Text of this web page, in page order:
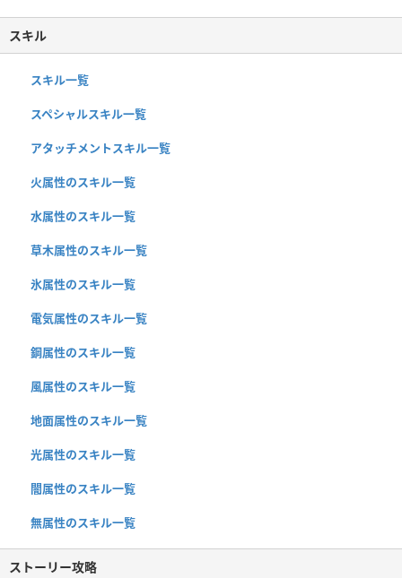
スキル
スキル一覧
スペシャルスキル一覧
アタッチメントスキル一覧
火属性のスキル一覧
水属性のスキル一覧
草木属性のスキル一覧
氷属性のスキル一覧
電気属性のスキル一覧
鋼属性のスキル一覧
風属性のスキル一覧
地面属性のスキル一覧
光属性のスキル一覧
闇属性のスキル一覧
無属性のスキル一覧
ストーリー攻略